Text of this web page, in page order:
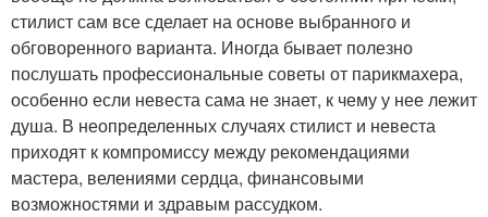
стилист сам все сделает на основе выбранного и
обговоренного варианта. Иногда бывает полезно
послушать профессиональные советы от парикмахера,
особенно если невеста сама не знает, к чему у нее лежит
душа. В неопределенных случаях стилист и невеста
приходят к компромиссу между рекомендациями
мастера, велениями сердца, финансовыми
возможностями и здравым рассудком.